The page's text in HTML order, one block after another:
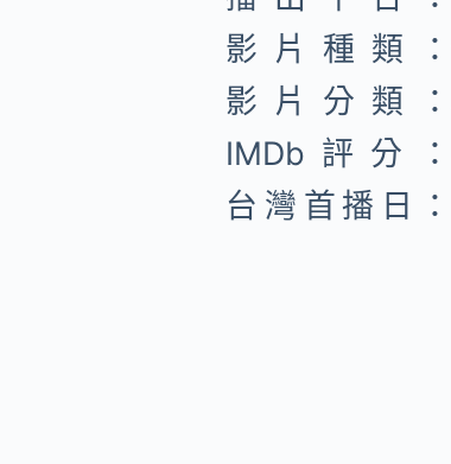
影片種類：
影片分類：
IMDb評分：
台灣首播日：